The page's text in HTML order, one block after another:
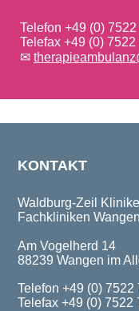
Telefon +49 (0)
Telefax +49 (0)
✉
KONTAKT
Waldburg-Zeil
Fachkliniken Wangen
Am Vogelherd 14
88239 Wangen im
Telefon +49 (0) 7522
Telefax +49 (0) 7522